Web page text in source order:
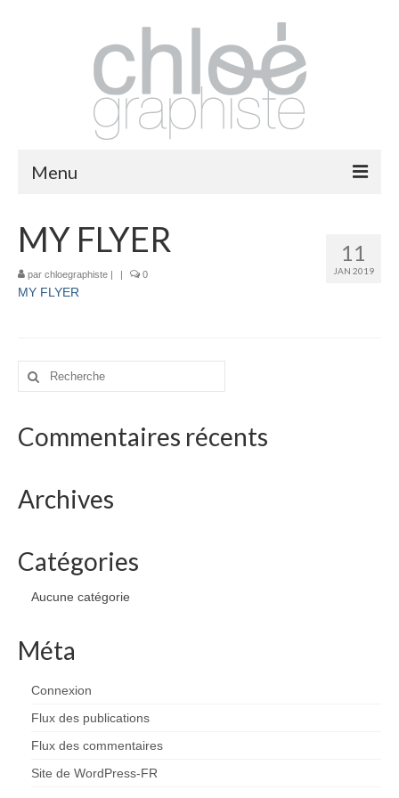
Menu
print
fashion
illustrations
websites
contact
11
JAN 2019
MY FLYER
par chloegraphiste | | 0
MY FLYER
Rechercher
Commentaires récents
Archives
Catégories
Aucune catégorie
Méta
Connexion
Flux des publications
Flux des commentaires
Site de WordPress-FR